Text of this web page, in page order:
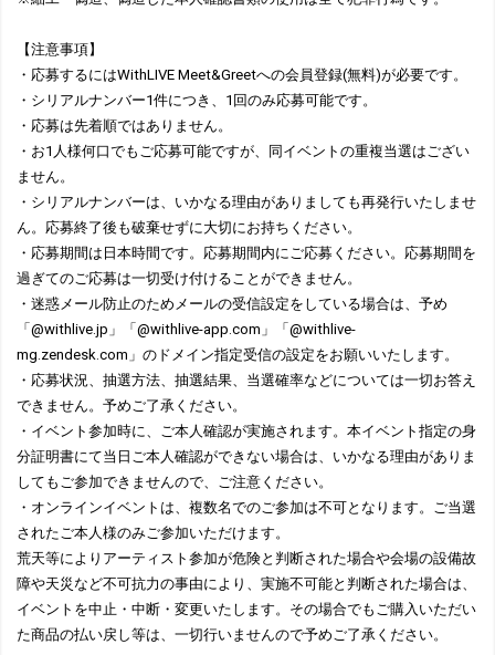
【注意事項】
・応募するにはWithLIVE Meet&Greetへの会員登録(無料)が必要です。
・シリアルナンバー1件につき、1回のみ応募可能です。
・応募は先着順ではありません。
・お1人様何口でもご応募可能ですが、同イベントの重複当選はござい
ません。
・シリアルナンバーは、いかなる理由がありましても再発行いたしませ
ん。応募終了後も破棄せずに大切にお持ちください。
・応募期間は日本時間です。応募期間内にご応募ください。応募期間を
過ぎてのご応募は一切受け付けることができません。
・迷惑メール防止のためメールの受信設定をしている場合は、予め
「@withlive.jp」「@withlive-app.com」「@withlive-
mg.zendesk.com」のドメイン指定受信の設定をお願いいたします。
・応募状況、抽選方法、抽選結果、当選確率などについては一切お答え
できません。予めご了承ください。
・イベント参加時に、ご本人確認が実施されます。本イベント指定の身
分証明書にて当日ご本人確認ができない場合は、いかなる理由がありま
してもご参加できませんので、ご注意ください。
・オンラインイベントは、複数名でのご参加は不可となります。ご当選
されたご本人様のみご参加いただけます。
荒天等によりアーティスト参加が危険と判断された場合や会場の設備故
障や天災など不可抗力の事由により、実施不可能と判断された場合は、
イベントを中止・中断・変更いたします。その場合でもご購入いただい
た商品の払い戻し等は、一切行いませんので予めご了承ください。